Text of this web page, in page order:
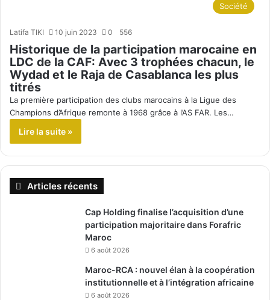
Société
Latifa TIKI 10 juin 2023 0 556
Historique de la participation marocaine en
LDC de la CAF: Avec 3 trophées chacun, le
Wydad et le Raja de Casablanca les plus
titrés
La première participation des clubs marocains à la Ligue des
Champions d’Afrique remonte à 1968 grâce à l’AS FAR. Les…
Lire la suite »
Articles récents
Cap Holding finalise l’acquisition d’une
participation majoritaire dans Forafric
Maroc
6 août 2026
Maroc-RCA : nouvel élan à la coopération
institutionnelle et à l’intégration africaine
6 août 2026